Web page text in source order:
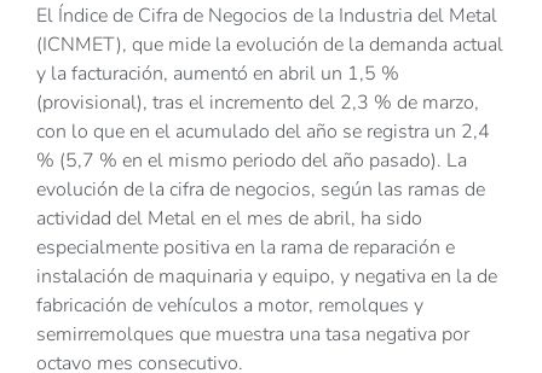
El Índice de Cifra de Negocios de la Industria del Metal
(ICNMET), que mide la evolución de la demanda actual
y la facturación, aumentó en abril un 1,5 %
(provisional), tras el incremento del 2,3 % de marzo,
con lo que en el acumulado del año se registra un 2,4
% (5,7 % en el mismo periodo del año pasado). La
evolución de la cifra de negocios, según las ramas de
actividad del Metal en el mes de abril, ha sido
especialmente positiva en la rama de reparación e
instalación de maquinaria y equipo, y negativa en la de
fabricación de vehículos a motor, remolques y
semirremolques que muestra una tasa negativa por
octavo mes consecutivo.